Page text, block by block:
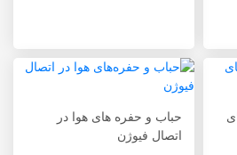
حباب و حفره‌ های هوا در
اتصال فیوژن